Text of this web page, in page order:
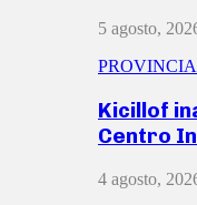
5 agosto,
PROVINCIA
Kicillof
Centro
4 agosto,